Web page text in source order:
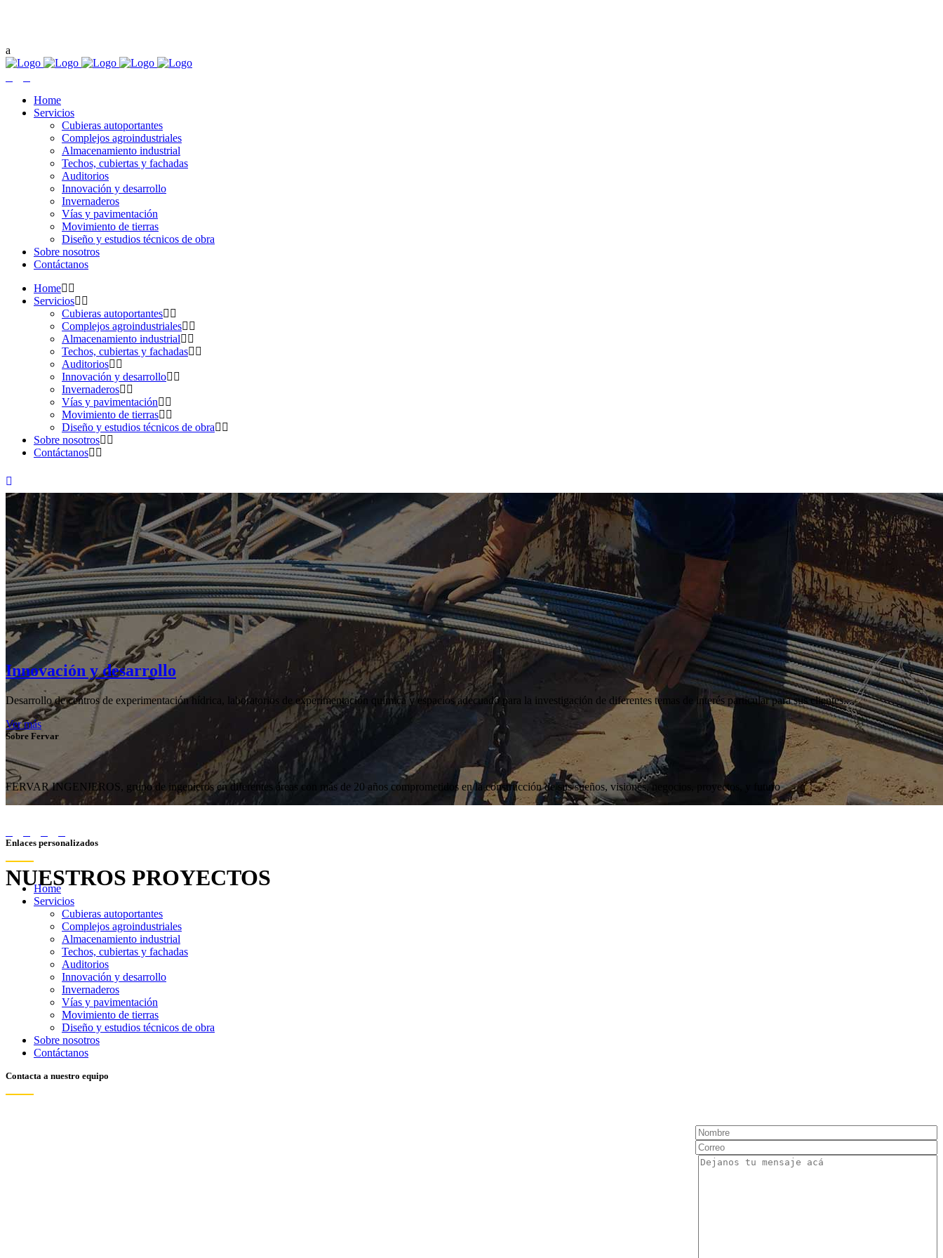
Home
Servicios
Cubieras autoportantes
Complejos agroindustriales
Almacenamiento industrial
Techos, cubiertas y fachadas
Auditorios
Innovación y desarrollo
Invernaderos
Vías y pavimentación
Movimiento de tierras
Diseño y estudios técnicos de obra
Sobre nosotros
Contáctanos
Home
Servicios
Cubieras autoportantes
Complejos agroindustriales
Almacenamiento industrial
Techos, cubiertas y fachadas
Auditorios
Innovación y desarrollo
Invernaderos
Vías y pavimentación
Movimiento de tierras
Diseño y estudios técnicos de obra
Sobre nosotros
Contáctanos
Innovación y desarrollo
Desarrollo de centros de experimentación hídrica, laboratorios de experimentación química y espacios adecuado para la investigación de diferentes temas de interés particular para sus clientes....
Ver más
Sobre Fervar
FERVAR INGENIEROS, grupo de ingenieros en diferentes áreas con más de 20 años comprometidos en la construcción de sus sueños, visiones, negocios, proyectos, y futuro
Enlaces personalizados
Home
Servicios
Cubieras autoportantes
Complejos agroindustriales
Almacenamiento industrial
Techos, cubiertas y fachadas
Auditorios
Innovación y desarrollo
Invernaderos
Vías y pavimentación
Movimiento de tierras
Diseño y estudios técnicos de obra
Sobre nosotros
Contáctanos
Contacta a nuestro equipo